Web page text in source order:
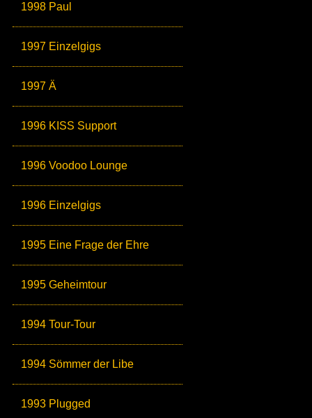
1998 Paul
1997 Einzelgigs
1997 Ä
1996 KISS Support
1996 Voodoo Lounge
1996 Einzelgigs
1995 Eine Frage der Ehre
1995 Geheimtour
1994 Tour-Tour
1994 Sömmer der Libe
1993 Plugged